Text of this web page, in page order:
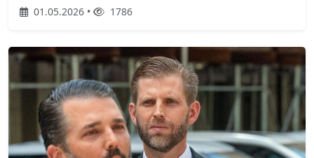
01.05.2026 • 1786